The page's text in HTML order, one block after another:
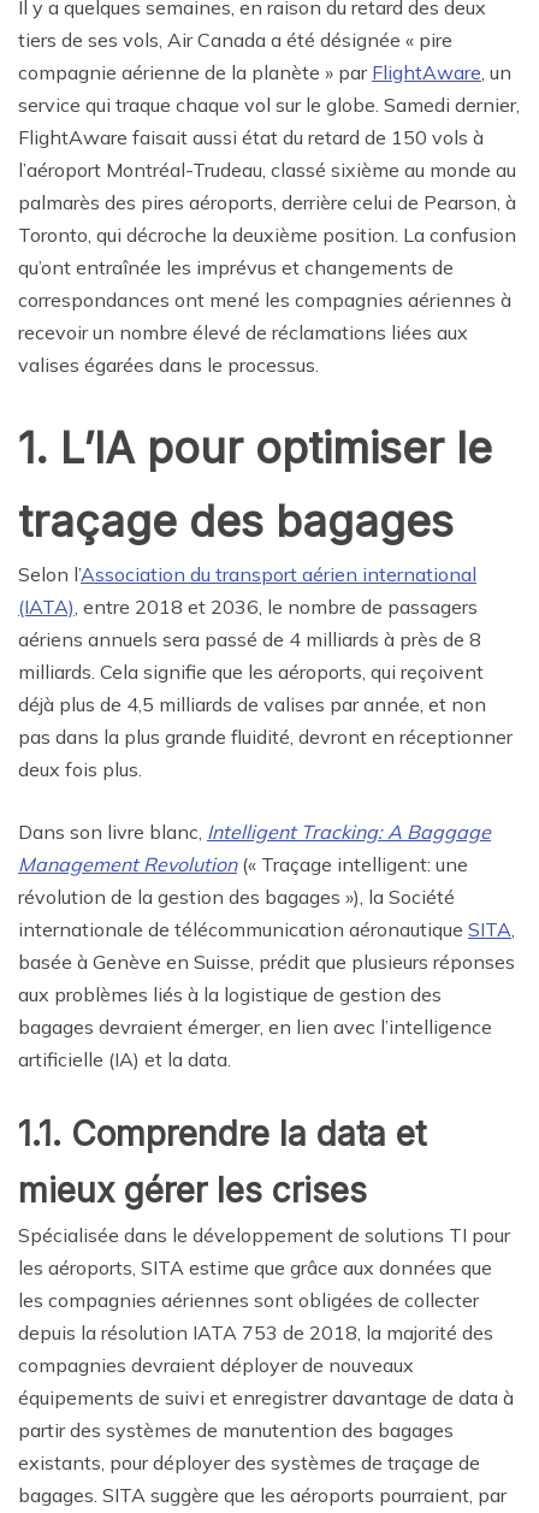
Il y a quelques semaines, en raison du retard des deux
tiers de ses vols, Air Canada a été désignée « pire
compagnie aérienne de la planète » par FlightAware , un
service qui traque chaque vol sur le globe. Samedi dernier,
FlightAware faisait aussi état du retard de 150 vols à
l’aéroport Montréal-Trudeau, classé sixième au monde au
palmarès des pires aéroports, derrière celui de Pearson, à
Toronto, qui décroche la deuxième position. La confusion
qu’ont entraînée les imprévus et changements de
correspondances ont mené les compagnies aériennes à
recevoir un nombre élevé de réclamations liées aux
valises égarées dans le processus.
1. L’IA pour optimiser le
traçage des bagages
Selon l’Association du transport aérien international
(IATA) , entre 2018 et 2036, le nombre de passagers
aériens annuels sera passé de 4 milliards à près de 8
milliards. Cela signifie que les aéroports, qui reçoivent
déjà plus de 4,5 milliards de valises par année, et non
pas dans la plus grande fluidité, devront en réceptionner
deux fois plus.
Dans son livre blanc, Intelligent Tracking: A Baggage
Management Revolution(« Traçage intelligent: une
révolution de la gestion des bagages »), la Société
internationale de télécommunication aéronautique SITA
basée à Genève en Suisse, prédit que plusieurs réponses
aux problèmes liés à la logistique de gestion des
bagages devraient émerger, en lien avec l’intelligence
artificielle (IA) et la data.
1.1. Comprendre la data et
mieux gérer les crises
Spécialisée dans le développement de solutions TI pour
les aéroports, SITA estime que grâce aux données que
les compagnies aériennes sont obligées de collecter
depuis la résolution IATA 753 de 2018, la majorité des
compagnies devraient déployer de nouveaux
équipements de suivi et enregistrer davantage de data à
partir des systèmes de manutention des bagages
existants, pour déployer des systèmes de traçage de
bagages. SITA suggère que les aéroports pourraient, par